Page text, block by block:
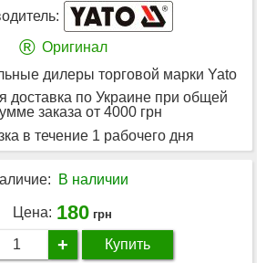
® Оригинал
дилеры торговой марки Yato
доставка по Украине при общей
заказа от 4000 грн
в течение 1 рабочего дня
В наличии
Цена: 180 грн
+ Купить